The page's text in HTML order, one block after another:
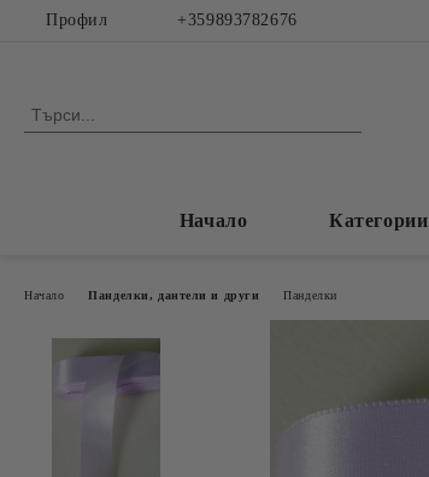
Профил +359893782676
Начало Категории
Начало Панделки, дантели и други Панделки